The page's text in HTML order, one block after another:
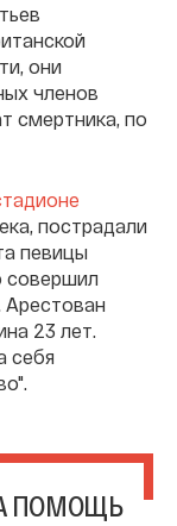
они
членов
смертника, по
пострадали
певицы
совершил
23 лет.
себя
ПОМОЩЬ